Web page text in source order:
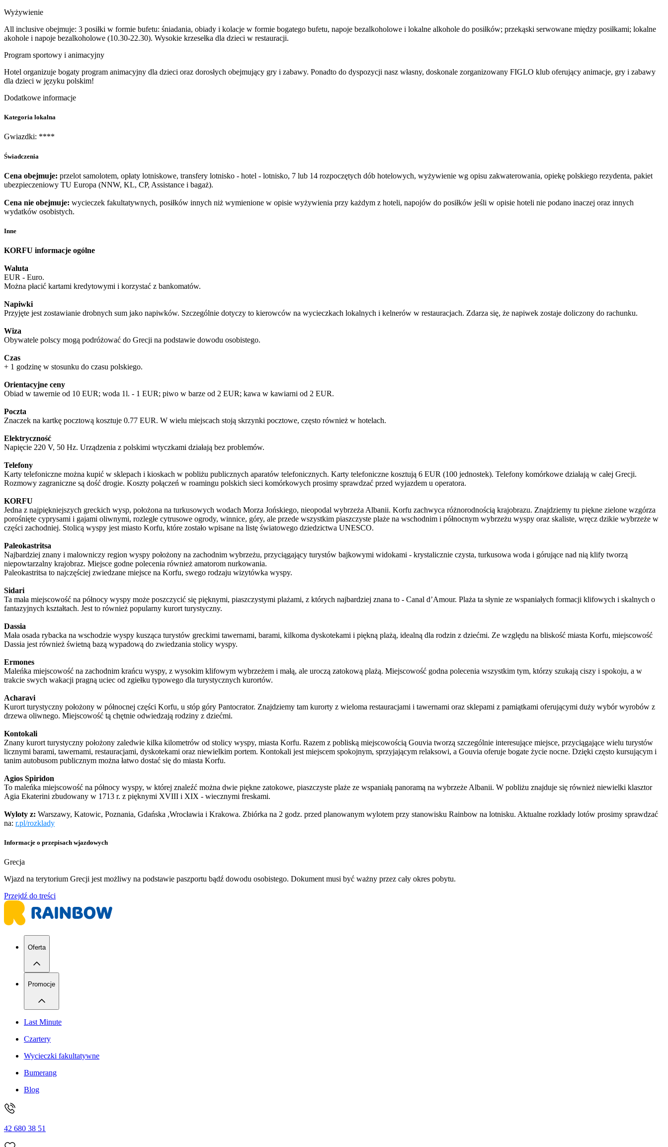
Wyżywienie
All inclusive obejmuje: 3 posiłki w formie bufetu: śniadania, obiady i kolacje w formie bogatego bufetu, napoje bezalkoholowe i lokalne alkohole do posiłków; przekąski serwowane między posiłkami; lokalne
akohole i napoje bezalkoholowe (10.30-22.30). Wysokie krzesełka dla dzieci w restauracji.
Program sportowy i animacyjny
Hotel organizuje bogaty program animacyjny dla dzieci oraz dorosłych obejmujący gry i zabawy. Ponadto do dyspozycji nasz własny, doskonale zorganizowany FIGLO klub oferujący animacje, gry i zabawy
dla dzieci w języku polskim!
Dodatkowe informacje
Kategoria lokalna
Gwiazdki: ****
Świadczenia
Cena obejmuje: przelot samolotem, opłaty lotniskowe, transfery lotnisko - hotel - lotnisko, 7 lub 14 rozpoczętych dób hotelowych, wyżywienie wg opisu zakwaterowania, opiekę polskiego rezydenta, pakiet
ubezpieczeniowy TU Europa (NNW, KL, CP, Assistance i bagaż).
Cena nie obejmuje: wycieczek fakultatywnych, posiłków innych niż wymienione w opisie wyżywienia przy każdym z hoteli, napojów do posiłków jeśli w opisie hoteli nie podano inaczej oraz innych
wydatków osobistych.
Inne
KORFU informacje ogólne
Waluta
EUR - Euro.
Można płacić kartami kredytowymi i korzystać z bankomatów.
Napiwki
Przyjęte jest zostawianie drobnych sum jako napiwków. Szczególnie dotyczy to kierowców na wycieczkach lokalnych i kelnerów w restauracjach. Zdarza się, że napiwek zostaje doliczony do rachunku.
Wiza
Obywatele polscy mogą podróżować do Grecji na podstawie dowodu osobistego.
Czas
+ 1 godzinę w stosunku do czasu polskiego.
Orientacyjne ceny
Obiad w tawernie od 10 EUR; woda 1l. - 1 EUR; piwo w barze od 2 EUR; kawa w kawiarni od 2 EUR.
Poczta
Znaczek na kartkę pocztową kosztuje 0.77 EUR. W wielu miejscach stoją skrzynki pocztowe, często również w hotelach.
Elektryczność
Napięcie 220 V, 50 Hz. Urządzenia z polskimi wtyczkami działają bez problemów.
Telefony
Karty telefoniczne można kupić w sklepach i kioskach w pobliżu publicznych aparatów telefonicznych. Karty telefoniczne kosztują 6 EUR (100 jednostek). Telefony komórkowe działają w całej Grecji.
Rozmowy zagraniczne są dość drogie. Koszty połączeń w roamingu polskich sieci komórkowych prosimy sprawdzać przed wyjazdem u operatora.
KORFU
Jedna z najpiękniejszych greckich wysp, położona na turkusowych wodach Morza Jońskiego, nieopodal wybrzeża Albanii. Korfu zachwyca różnorodnością krajobrazu. Znajdziemy tu piękne zielone wzgórza
porośnięte cyprysami i gajami oliwnymi, rozległe cytrusowe ogrody, winnice, góry, ale przede wszystkim piaszczyste plaże na wschodnim i północnym wybrzeżu wyspy oraz skaliste, wręcz dzikie wybrzeże w
części zachodniej. Stolicą wyspy jest miasto Korfu, które zostało wpisane na listę światowego dziedzictwa UNESCO.
Paleokastritsa
Najbardziej znany i malowniczy region wyspy położony na zachodnim wybrzeżu, przyciągający turystów bajkowymi widokami - krystalicznie czysta, turkusowa woda i górujące nad nią klify tworzą
niepowtarzalny krajobraz. Miejsce godne polecenia również amatorom nurkowania.
Paleokastritsa to najczęściej zwiedzane miejsce na Korfu, swego rodzaju wizytówka wyspy.
Sidari
Ta mała miejscowość na północy wyspy może poszczycić się pięknymi, piaszczystymi plażami, z których najbardziej znana to - Canal d’Amour. Plaża ta słynie ze wspaniałych formacji klifowych i skalnych o
fantazyjnych kształtach. Jest to również popularny kurort turystyczny.
Dassia
Mała osada rybacka na wschodzie wyspy kusząca turystów greckimi tawernami, barami, kilkoma dyskotekami i piękną plażą, idealną dla rodzin z dziećmi. Ze względu na bliskość miasta Korfu, miejscowość
Dassia jest również świetną bazą wypadową do zwiedzania stolicy wyspy.
Ermones
Maleńka miejscowość na zachodnim krańcu wyspy, z wysokim klifowym wybrzeżem i małą, ale uroczą zatokową plażą. Miejscowość godna polecenia wszystkim tym, którzy szukają ciszy i spokoju, a w
trakcie swych wakacji pragną uciec od zgiełku typowego dla turystycznych kurortów.
Acharavi
Kurort turystyczny położony w północnej części Korfu, u stóp góry Pantocrator. Znajdziemy tam kurorty z wieloma restauracjami i tawernami oraz sklepami z pamiątkami oferującymi duży wybór wyrobów z
drzewa oliwnego. Miejscowość tą chętnie odwiedzają rodziny z dziećmi.
Kontokali
Znany kurort turystyczny położony zaledwie kilka kilometrów od stolicy wyspy, miasta Korfu. Razem z pobliską miejscowością Gouvia tworzą szczególnie interesujące miejsce, przyciągające wielu turystów
licznymi barami, tawernami, restauracjami, dyskotekami oraz niewielkim portem. Kontokali jest miejscem spokojnym, sprzyjającym relaksowi, a Gouvia oferuje bogate życie nocne. Dzięki często kursującym i
tanim autobusom publicznym można łatwo dostać się do miasta Korfu.
Agios Spiridon
To maleńka miejscowość na północy wyspy, w której znaleźć można dwie piękne zatokowe, piaszczyste plaże ze wspaniałą panoramą na wybrzeże Albanii. W pobliżu znajduje się również niewielki klasztor
Agia Ekaterini zbudowany w 1713 r. z pięknymi XVIII i XIX - wiecznymi freskami.
Wyloty z: Warszawy, Katowic, Poznania, Gdańska ,Wrocławia i Krakowa. Zbiórka na 2 godz. przed planowanym wylotem przy stanowisku Rainbow na lotnisku. Aktualne rozkłady lotów prosimy sprawdzać
na: r.pl/rozklady
Informacje o przepisach wjazdowych
Grecja
Wjazd na terytorium Grecji jest możliwy na podstawie paszportu bądź dowodu osobistego. Dokument musi być ważny przez cały okres pobytu.
Przejdź do treści
Oferta
Promocje
Last Minute
Czartery
Wycieczki fakultatywne
Bumerang
Blog
42 680 38 51